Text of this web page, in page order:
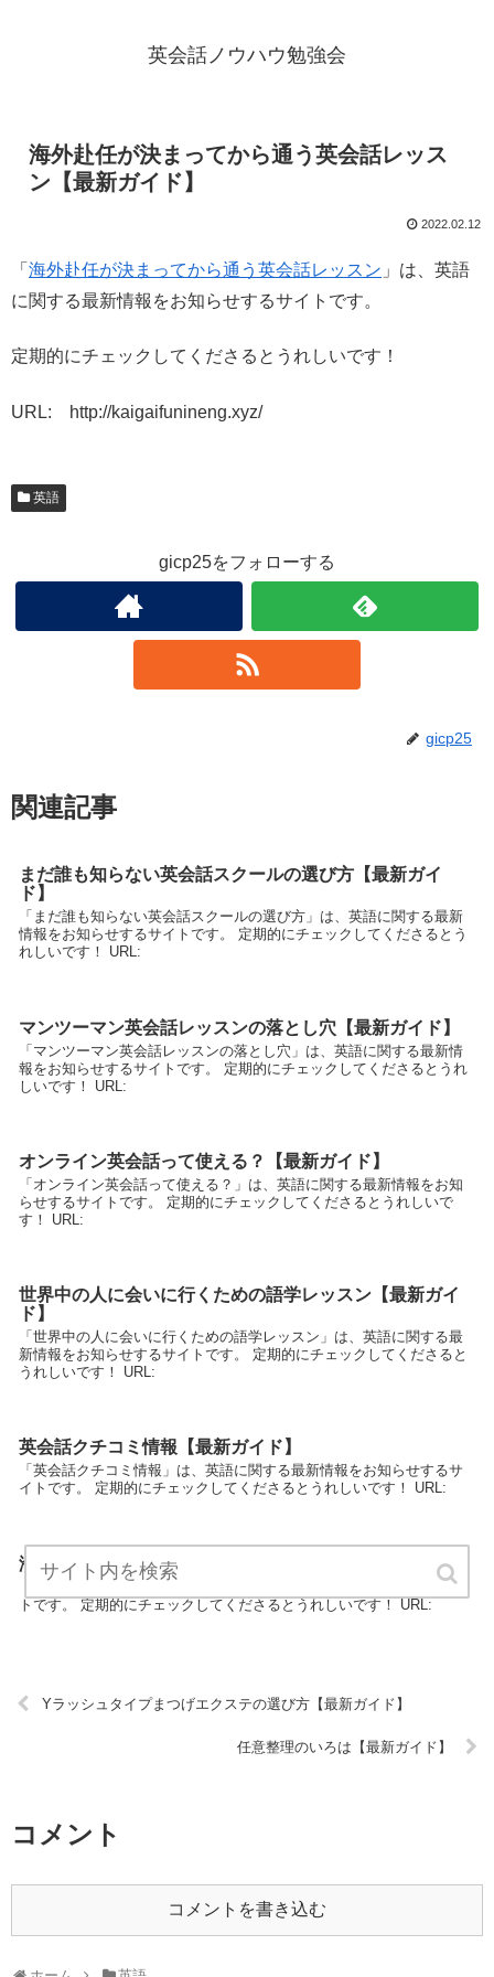
英会話ノウハウ勉強会
海外赴任が決まってから通う英会話レッス
ン【最新ガイド】
2022.02.12
「 海外赴任が決まってから通う英会話レッスン 」は、英語
に関する最新情報をお知らせするサイトです。
定期的にチェックしてくださるとうれしいです！
URL: http://kaigaifunineng.xyz/
英語
gicp25をフォローする
gicp25
関連記事
まだ誰も知らない英会話スクールの選び方【最新ガイ
ド】
「まだ誰も知らない英会話スクールの選び方」は、英語に関する最新
情報をお知らせするサイトです。 定期的にチェックしてくださるとう
れしいです！ URL:
マンツーマン英会話レッスンの落とし穴【最新ガイド】
「マンツーマン英会話レッスンの落とし穴」は、英語に関する最新情
報をお知らせするサイトです。 定期的にチェックしてくださるとうれ
しいです！ URL:
オンライン英会話って使える？【最新ガイド】
「オンライン英会話って使える？」は、英語に関する最新情報をお知
らせするサイトです。 定期的にチェックしてくださるとうれしいで
す！ URL:
世界中の人に会いに行くための語学レッスン【最新ガイ
ド】
「世界中の人に会いに行くための語学レッスン」は、英語に関する最
新情報をお知らせするサイトです。 定期的にチェックしてくださると
うれしいです！ URL:
英会話クチコミ情報【最新ガイド】
「英会話クチコミ情報」は、英語に関する最新情報をお知らせするサ
イトです。 定期的にチェックしてくださるとうれしいです！ URL:
海外転勤準備.com【最新ガイド】
「海外転勤準備.com」は、英語に関する最新情報をお知らせするサイ
トです。 定期的にチェックしてくださるとうれしいです！ URL:
Yラッシュタイプまつげエクステの選び方【最新ガイド】
任意整理のいろは【最新ガイド】
コメント
コメントを書き込む